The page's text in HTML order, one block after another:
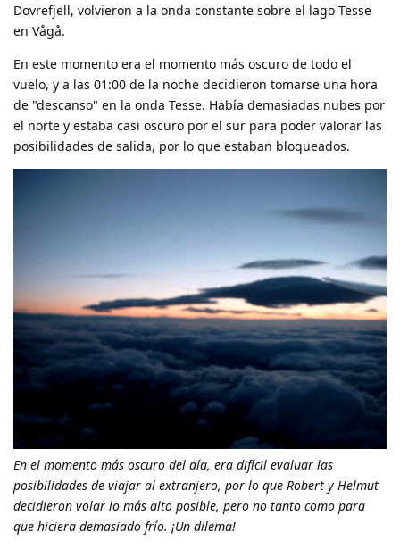
Dovrefjell, volvieron a la onda constante sobre el lago Tesse
en Vågå.
En este momento era el momento más oscuro de todo el
vuelo, y a las 01:00 de la noche decidieron tomarse una hora
de "descanso" en la onda Tesse. Había demasiadas nubes por
el norte y estaba casi oscuro por el sur para poder valorar las
posibilidades de salida, por lo que estaban bloqueados.
En el momento más oscuro del día, era difícil evaluar las
posibilidades de viajar al extranjero, por lo que Robert y Helmut
decidieron volar lo más alto posible, pero no tanto como para
que hiciera demasiado frío. ¡Un dilema!